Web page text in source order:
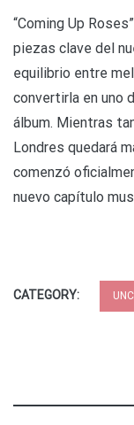
“Coming Up
piezas clave del
equilibrio entre
convertirla en uno
álbum. Mientras
Londres quedará
comenzó
nuevo capítulo
CATEGORY: